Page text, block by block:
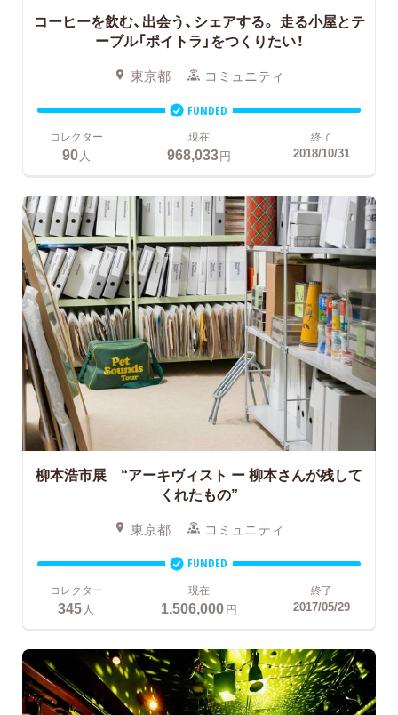
コーヒーを飲む、出会う、シェアする。 走る小屋とテ
ーブル「ポイトラ」をつくりたい！
東京都 コミュニティ
FUNDED
コレクター
90人
現在
968,033円
終了
2018/10/31
柳本浩市展 “アーキヴィスト ー 柳本さんが残して
くれたもの”
東京都 コミュニティ
FUNDED
コレクター
345 人
現在
1,506,000円
終了
2017/05/29